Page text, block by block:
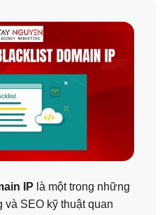
IP là một trong những
và SEO kỹ thuật quan